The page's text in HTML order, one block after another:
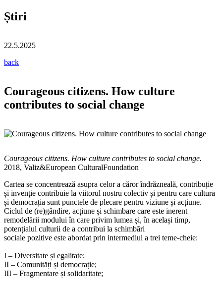
Știri
22.5.2025
back
Courageous citizens. How culture
contributes to social change
Courageous citizens. How culture contributes to social change.
2018, Valiz&European CulturalFoundation
Cartea se concentrează asupra celor a căror îndrăzneală, contribuție
și invenție contribuie la viitorul nostru colectiv și pentru care cultura
și democrația sunt punctele de plecare pentru viziune și acțiune.
Ciclul de (re)gândire, acțiune și schimbare care este inerent
remodelării modului în care privim lumea și, în același timp,
potențialul culturii de a contribui la schimbări
sociale pozitive este abordat prin intermediul a trei teme-cheie:
I – Diversitate și egalitate;
II – Comunități și democrație;
III – Fragmentare și solidaritate;